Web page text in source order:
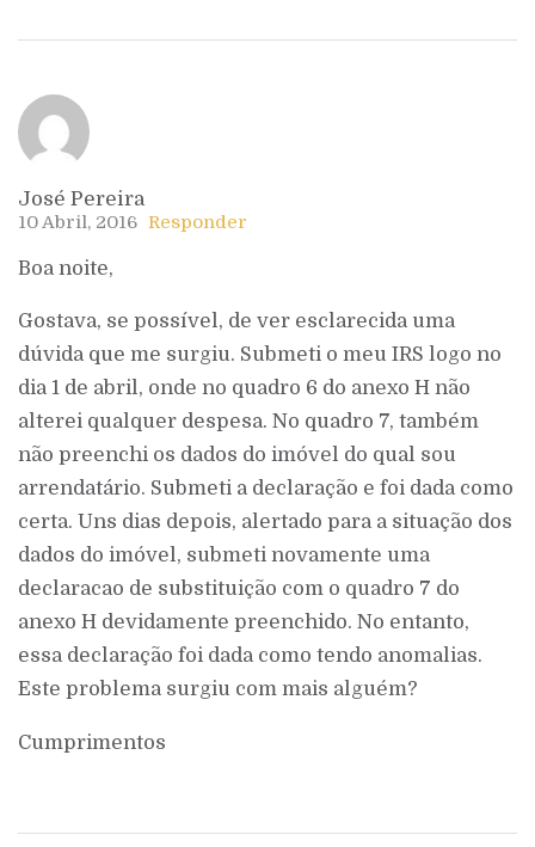
José Pereira
10 Abril, 2016 Responder
Boa noite,
Gostava, se possível, de ver esclarecida uma
dúvida que me surgiu. Submeti o meu IRS logo no
dia 1 de abril, onde no quadro 6 do anexo H não
alterei qualquer despesa. No quadro 7, também
não preenchi os dados do imóvel do qual sou
arrendatário. Submeti a declaração e foi dada como
certa. Uns dias depois, alertado para a situação dos
dados do imóvel, submeti novamente uma
declaracao de substituição com o quadro 7 do
anexo H devidamente preenchido. No entanto,
essa declaração foi dada como tendo anomalias.
Este problema surgiu com mais alguém?
Cumprimentos